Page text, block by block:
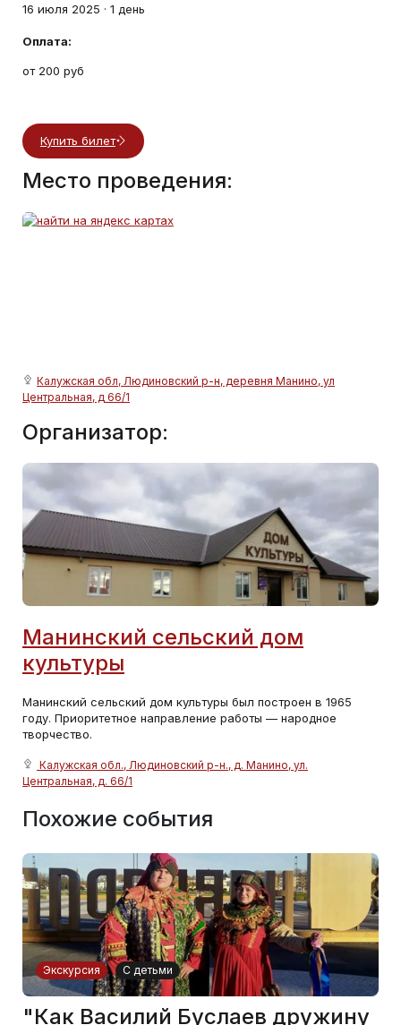
16 июля 2025 · 1 день
Оплата:
от 200 руб
Купить билет
Место проведения:
Калужская обл, Людиновский р-н, деревня Манино, ул
Центральная, д 66/1
Организатор:
Манинский сельский дом
культуры
Манинский сельский дом культуры был построен в 1965
году. Приоритетное направление работы — народное
творчество.
Калужская обл., Людиновский р-н., д. Манино, ул.
Центральная, д. 66/1
Похожие события
Экскурсия С детьми
"Как Василий Буслаев дружину